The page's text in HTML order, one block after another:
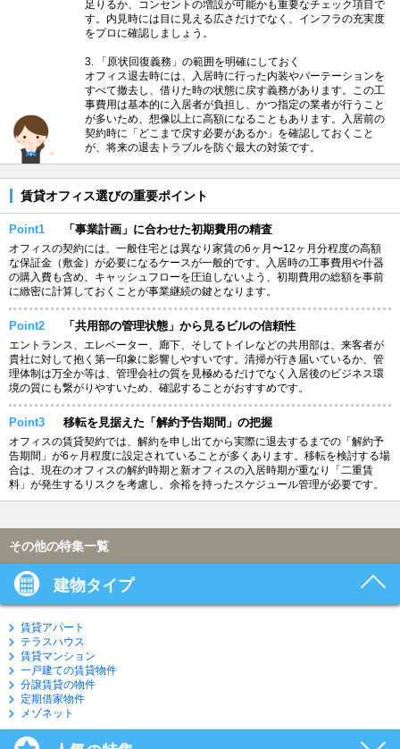
足りるか、コンセントの増設が可能かも重要なチェック項目で
す。内見時には目に見える広さだけでなく、インフラの充実度
をプロに確認しましょう。
3. 「原状回復義務」の範囲を明確にしておく
オフィス退去時には、入居時に行った内装やパーテーションを
すべて撤去し、借りた時の状態に戻す義務があります。この工
事費用は基本的に入居者が負担し、かつ指定の業者が行うこと
が多いため、想像以上に高額になることもあります。入居前の
契約時に「どこまで戻す必要があるか」を確認しておくこと
が、将来の退去トラブルを防ぐ最大の対策です。
賃貸オフィス選びの重要ポイント
Point1 「事業計画」に合わせた初期費用の精査
オフィスの契約には、一般住宅とは異なり家賃の6ヶ月〜12ヶ月分程度の高額
な保証金（敷金）が必要になるケースが一般的です。入居時の工事費用や什器
の購入費も含め、キャッシュフローを圧迫しないよう、初期費用の総額を事前
に緻密に計算しておくことが事業継続の鍵となります。
Point2 「共用部の管理状態」から見るビルの信頼性
エントランス、エレベーター、廊下、そしてトイレなどの共用部は、来客者が
貴社に対して抱く第一印象に影響しやすいです。清掃が行き届いているか、管
理体制は万全か等は、管理会社の質を見極めるだけでなく入居後のビジネス環
境の質にも繋がりやすいため、確認することがおすすめです。
Point3 移転を見据えた「解約予告期間」の把握
オフィスの賃貸契約では、解約を申し出てから実際に退去するまでの「解約予
告期間」が6ヶ月程度に設定されていることが多くあります。移転を検討する場
合は、現在のオフィスの解約時期と新オフィスの入居時期が重なり「二重賃
料」が発生するリスクを考慮し、余裕を持ったスケジュール管理が必要です。
その他の特集一覧
建物タイプ
賃貸アパート
テラスハウス
賃貸マンション
一戸建ての賃貸物件
分譲賃貸の物件
定期借家物件
メゾネット